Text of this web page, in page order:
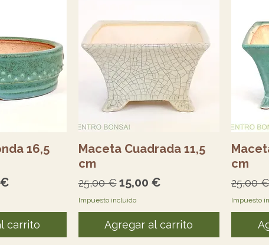
16,5
de oferta
carrito
Vista rápida
Maceta Cuadrada 11,5
cm
Precio
25,00 € Precio de oferta
15,00 €
Impuesto incluido
Agregar al carrito
cm
Precio
25,00 €
Impuesto